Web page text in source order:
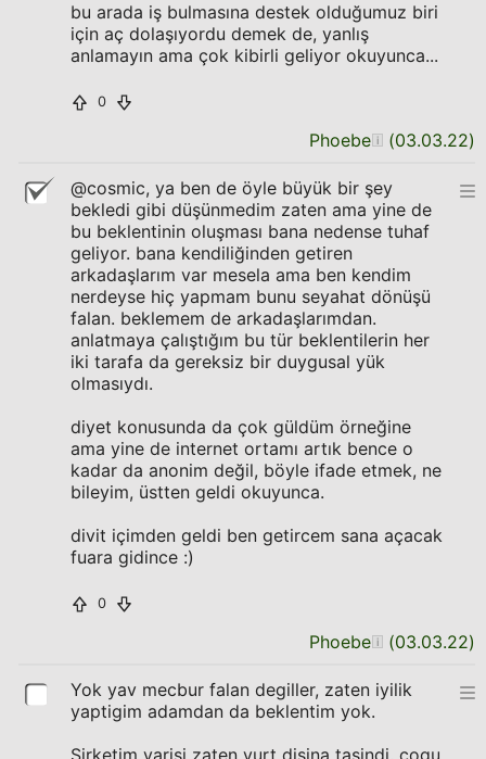
bu arada iş bulmasına destek olduğumuz biri
için aç dolaşıyordu demek de, yanlış
anlamayın ama çok kibirli geliyor okuyunca...
0
Phoebe (03.03.22)
@cosmic, ya ben de öyle büyük bir şey
bekledi gibi düşünmedim zaten ama yine de
bu beklentinin oluşması bana nedense tuhaf
geliyor. bana kendiliğinden getiren
arkadaşlarım var mesela ama ben kendim
nerdeyse hiç yapmam bunu seyahat dönüşü
falan. beklemem de arkadaşlarımdan.
anlatmaya çalıştığım bu tür beklentilerin her
iki tarafa da gereksiz bir duygusal yük
olmasıydı.
diyet konusunda da çok güldüm örneğine
ama yine de internet ortamı artık bence o
kadar da anonim değil, böyle ifade etmek, ne
bileyim, üstten geldi okuyunca.
divit içimden geldi ben getircem sana açacak
fuara gidince :)
0
Phoebe (03.03.22)
Yok yav mecbur falan degiller, zaten iyilik
yaptigim adamdan da beklentim yok.
Sirketim yarisi zaten yurt disina tasindi, cogu